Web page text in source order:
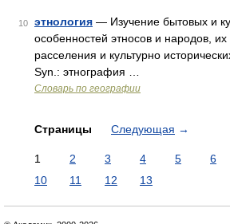
10 этнология — Изучение бытовых и
особенностей этносов и народов,
расселения и культурно
Syn.: этнография …
Словарь по географии
Страницы Следующая →
1 2 3 4 5 6
10
11 12 13